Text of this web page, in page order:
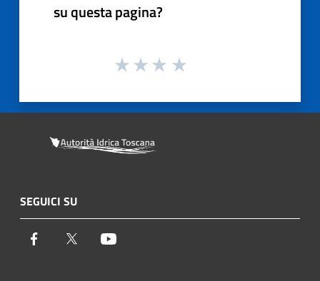
su questa pagina?
SEGUICI SU
Facebook Twitter